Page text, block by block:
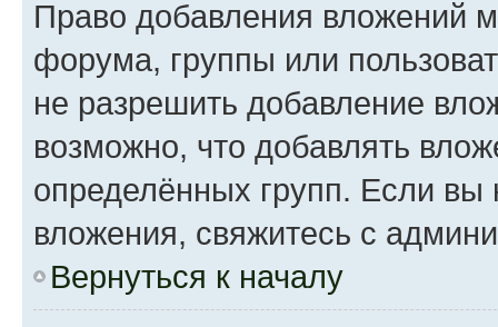
Право добавления вложений
форума, группы или
не разрешить добавление
возможно, что добавлять
определённых групп. Если вы
вложения, свяжитесь с
Вернуться к началу